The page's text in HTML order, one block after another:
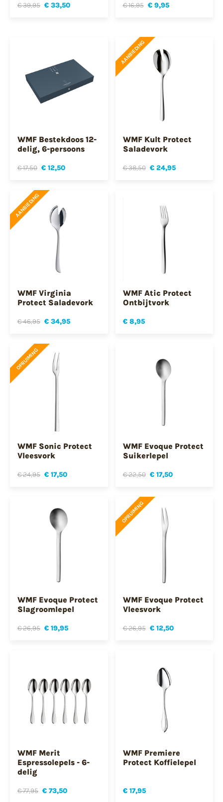
€ 39,95 € 33,50 € 16,95 € 9,95
WMF Bestekdoos 12-
delig, 6-persoons
€ 17,50 € 12,50
AANBIEDING
WMF Kult Protect
Saladevork
€ 38,50 € 24,95
AANBIEDING
WMF Virginia
Protect Saladevork
€ 46,95 € 34,95
WMF Atic Protect
Ontbijtvork
€ 8,95
OPRUIMING
WMF Sonic Protect
Vleesvork
€ 24,95 € 17,50
WMF Evoque Protect
Suikerlepel
€ 22,50 € 17,50
WMF Evoque Protect
Slagroomlepel
€ 26,95 € 19,95
OPRUIMING
WMF Evoque Protect
Vleesvork
€ 26,95 € 12,50
WMF Merit
Espressolepels - 6-
delig
€ 77,95 € 73,50
WMF Premiere
Protect Koffielepel
€ 17,95